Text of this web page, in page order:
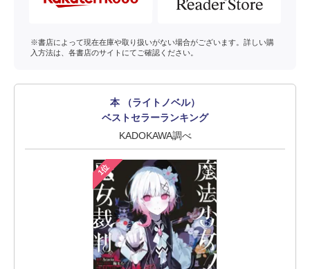
※書店によって現在在庫や取り扱いがない場合がございます。詳しい購
入方法は、各書店のサイトにてご確認ください。
本 （ライトノベル）
ベストセラーランキング
KADOKAWA調べ
1位